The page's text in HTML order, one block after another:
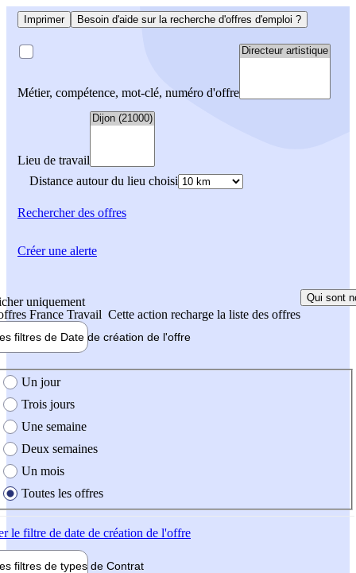
Imprimer Besoin d'aide sur la recherche d'offres d'emploi ?
Métier, compétence, mot-clé, numéro d'offre
Lieu de travail
Distance autour du lieu choisi
Rechercherdes offres
uniquement
France Travail Cette action recharge la liste des offres
Qui sont
filtres de Date de création de l'offre
création de l'offre
Un jour
Trois jours
Une semaine
Deux semaines
Un mois
Toutes les offres
le filtre de date de création de l'offre
filtres de types de Contrat
Créer une alerte